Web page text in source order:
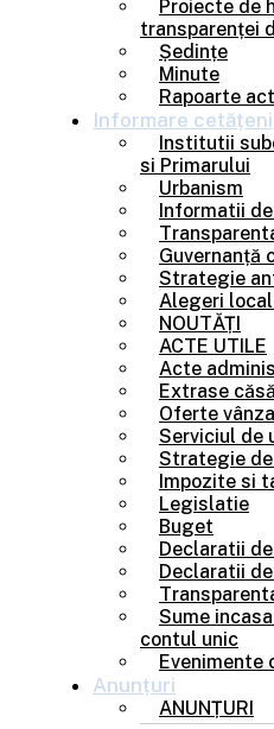
Proiecte de
transparenței
Ședințe
Minute
Rapoarte
Informare cetățeni
Institutii
si Primarului
Urbanism
Informatii
Guvernanță
Strategie
Alegeri
NOUTĂȚI
ACTE UTILE
Acte
Extrase
Oferte
Serviciul de
Strategie
Impozite si
Legislatie
Buget
Declaratii
Declaratii
Sume
contul unic
Evenimente
Anunțuri
ANUNȚURI